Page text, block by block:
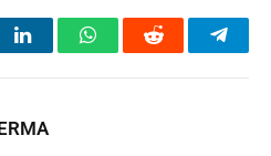
LinkedInWhatsAppReddit